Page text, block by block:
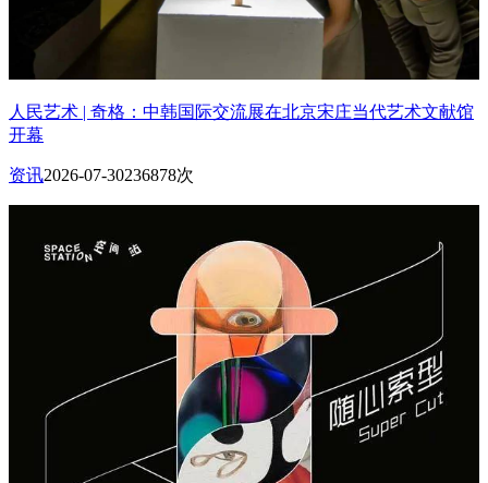
人民艺术 | 奇格：中韩国际交流展在北京宋庄当代艺术文献馆
开幕
资讯2026-07-30236878次